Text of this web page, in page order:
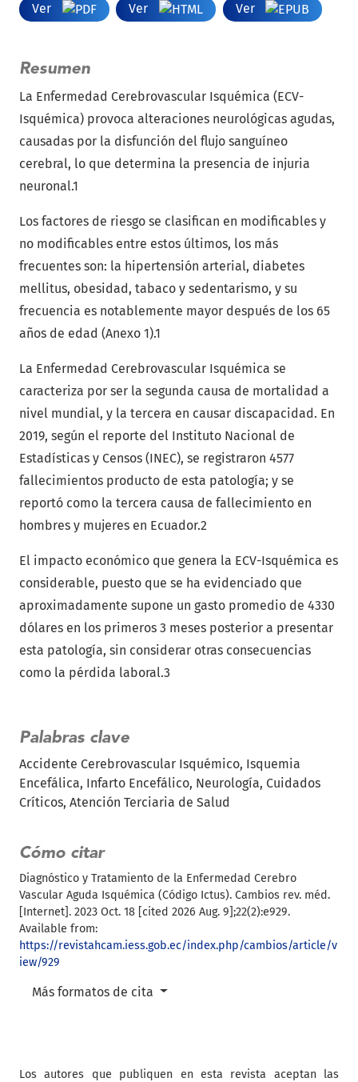
Ver Ver Ver
Palabras clave
Accidente Cerebrovascular Isquémico Isquemia
Encefálica Infarto Encefálico Neurología Cuidados
Críticos Atención Terciaria de Salud
Cómo citar
Diagnóstico y Tratamiento de la Enfermedad Cerebro
Vascular Aguda Isquémica (Código Ictus). Cambios rev. méd.
[Internet]. 2023 Oct. 18 [cited 2026 Aug. 9];22(2):e929.
Available from:
https://revistahcam.iess.gob.ec/index.php/cambios/article/v
iew/929
Más formatos de cita
Resumen
La Enfermedad Cerebrovascular Isquémica (ECV-
Isquémica) provoca alteraciones neurológicas agudas,
causadas por la disfunción del flujo sanguíneo
cerebral, lo que determina la presencia de injuria
neuronal.1
Los factores de riesgo se clasifican en modificables y
no modificables entre estos últimos, los más
frecuentes son: la hipertensión arterial, diabetes
mellitus, obesidad, tabaco y sedentarismo, y su
frecuencia es notablemente mayor después de los 65
años de edad (Anexo 1).1
La Enfermedad Cerebrovascular Isquémica se
caracteriza por ser la segunda causa de mortalidad a
nivel mundial, y la tercera en causar discapacidad. En
2019, según el reporte del Instituto Nacional de
Estadísticas y Censos (INEC), se registraron 4577
fallecimientos producto de esta patología; y se
reportó como la tercera causa de fallecimiento en
hombres y mujeres en Ecuador.2
El impacto económico que genera la ECV-Isquémica es
considerable, puesto que se ha evidenciado que
aproximadamente supone un gasto promedio de 4330
dólares en los primeros 3 meses posterior a presentar
esta patología, sin considerar otras consecuencias
como la pérdida laboral.3
Los autores que publiquen en esta revista aceptan las